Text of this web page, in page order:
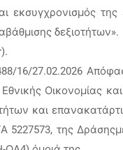
εκσυγχρονισμός της
δεξιοτήτων».
16/27.02.2026
Οικονομίας
και
5227573, της